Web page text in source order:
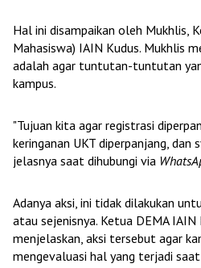
Hal ini disampaikan oleh Mukhlis,
Mahasiswa) IAIN Kudus. Mukhlis
adalah agar tuntutan-tuntutan
kampus.
"Tujuan kita agar registrasi
keringanan UKT diperpanjang, dan
jelasnya saat dihubungi via
Adanya aksi, ini tidak dilakukan
atau sejenisnya. Ketua DEMA
menjelaskan, aksi tersebut agar
mengevaluasi hal yang terjadi saat